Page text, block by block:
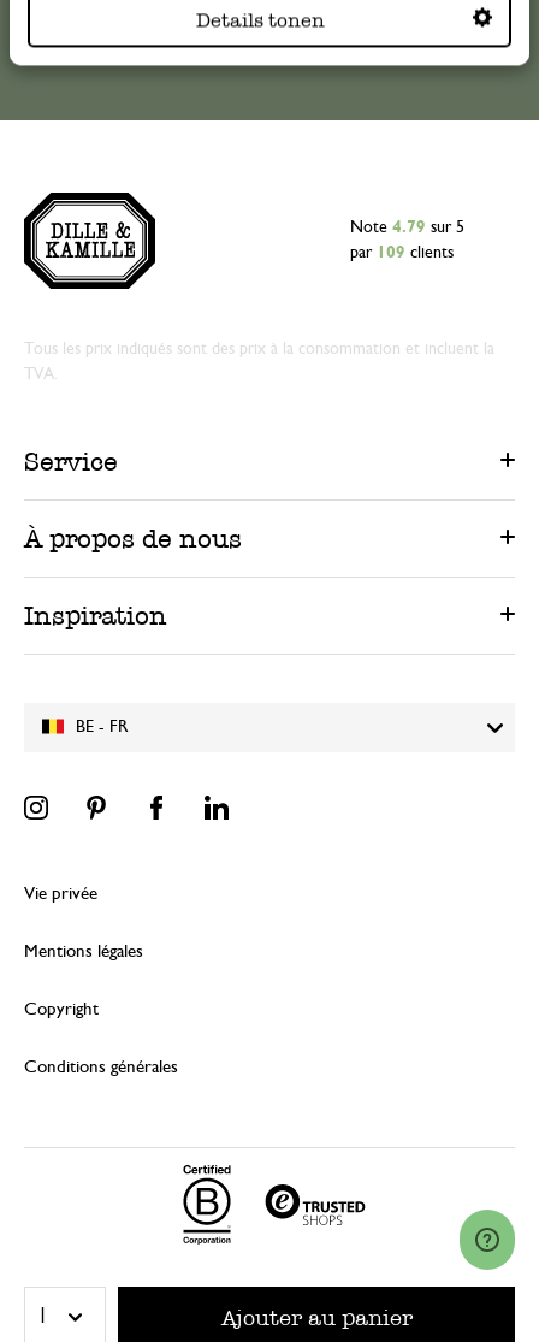
Details tonen
Ajouter au panier
BE - FR
Note 4.79 sur 5
par
109 clients
Tous les prix indiqués sont des prix à la consommation et incluent la
TVA.
Service
À propos de nous
Inspiration
Vie privée
Mentions légales
Copyright
Conditions générales
© 2026 Dille & Kamille (Nederland) B.V.